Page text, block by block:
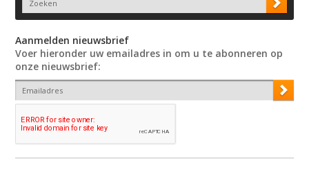
Aanmelden nieuwsbrief
Voer hieronder uw emailadres in om u te abonneren op
onze nieuwsbrief: